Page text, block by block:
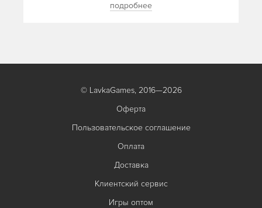
подробнее
© LavkaGames, 2016—2026
Оферта
Пользовательское соглашение
Оплата
Доставка
Клиентский сервис
Игры оптом